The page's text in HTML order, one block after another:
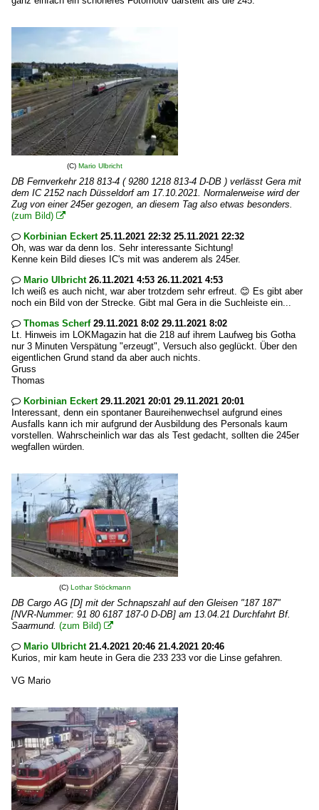
(C) Mario Ulbricht
DB Fernverkehr 218 813-4 ( 9280 1218 813-4 D-DB ) verlässt Gera mit
dem IC 2152 nach Düsseldorf am 17.10.2021. Normalerweise wird der
Zug von einer 245er gezogen, an diesem Tag also etwas besonders.
(zum Bild) 
 Korbinian Eckert25.11.2021 22:32 25.11.2021 22:32
Oh, was war da denn los. Sehr interessante Sichtung!
Kenne kein Bild dieses IC's mit was anderem als 245er.
 Mario Ulbricht26.11.2021 4:53 26.11.2021 4:53
Ich weiß es auch nicht, war aber trotzdem sehr erfreut. 😊 Es gibt aber
noch ein Bild von der Strecke. Gibt mal Gera in die Suchleiste ein...
 Thomas Scherf29.11.2021 8:02 29.11.2021 8:02
Lt. Hinweis im LOKMagazin hat die 218 auf ihrem Laufweg bis Gotha
nur 3 Minuten Verspätung "erzeugt", Versuch also geglückt. Über den
eigentlichen Grund stand da aber auch nichts.
Gruss
Thomas
 Korbinian Eckert29.11.2021 20:01 29.11.2021 20:01
Interessant, denn ein spontaner Baureihenwechsel aufgrund eines
Ausfalls kann ich mir aufgrund der Ausbildung des Personals kaum
vorstellen. Wahrscheinlich war das als Test gedacht, sollten die 245er
wegfallen würden.
(C) Lothar Stöckmann
DB Cargo AG [D] mit der Schnapszahl auf den Gleisen "187 187"
[NVR-Nummer: 91 80 6187 187-0 D-DB] am 13.04.21 Durchfahrt Bf.
Saarmund. (zum Bild) 
 Mario Ulbricht21.4.2021 20:46 21.4.2021 20:46
Kurios, mir kam heute in Gera die 233 233 vor die Linse gefahren.
VG Mario